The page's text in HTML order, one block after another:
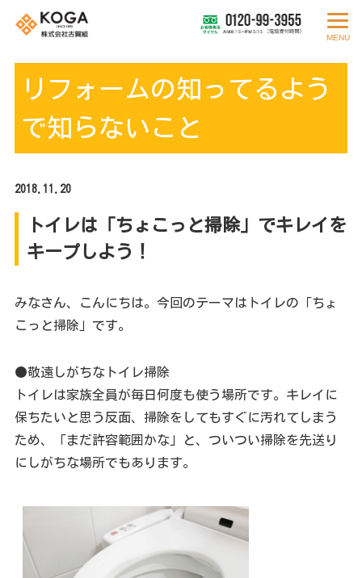
MENU
リフォームの知ってるよう
で知らないこと
2018.11.20
トイレは「ちょこっと掃除」でキレイを
キープしよう！
みなさん、こんにちは。今回のテーマはトイレの「ちょ
こっと掃除」です。
●敬遠しがちなトイレ掃除
トイレは家族全員が毎日何度も使う場所です。キレイに
保ちたいと思う反面、掃除をしてもすぐに汚れてしまう
ため、「まだ許容範囲かな」と、ついつい掃除を先送り
にしがちな場所でもあります。